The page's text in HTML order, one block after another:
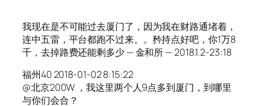
我现在是不可能过去厦门了，因为我在财路通堵着，
连中五雷，平台都跑不过来。。矜持点好吧，你1万8
千，去掉路费还能剩多少 — 金和所 — 2018.1.2-23:18
福州40 2018-01-02 8:15:22
@北京200W ，我这里两个人9点多到厦门，到哪里
与你们会合？